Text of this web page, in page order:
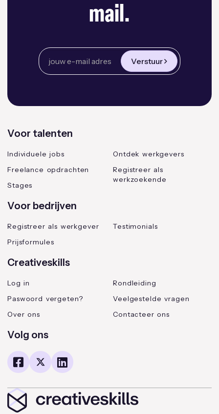
mail.
Verstuur
Voor talenten
Individuele jobs
Freelance opdrachten
Stages
Ontdek werkgevers
Registreer als
werkzoekende
Voor bedrijven
Registreer als werkgever
Prijsformules
Testimonials
Creativeskills
Log in
Paswoord vergeten?
Over ons
Rondleiding
Veelgestelde vragen
Contacteer ons
Volg ons